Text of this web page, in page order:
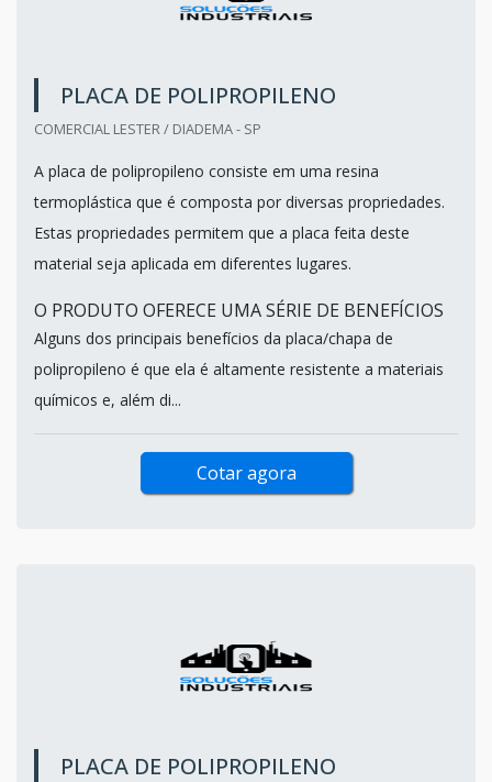
PLACA DE POLIPROPILENO
COMERCIAL LESTER / DIADEMA - SP
A placa de polipropileno consiste em uma resina
termoplástica que é composta por diversas propriedades.
Estas propriedades permitem que a placa feita deste
material seja aplicada em diferentes lugares.
O PRODUTO OFERECE UMA SÉRIE DE BENEFÍCIOS
Alguns dos principais benefícios da placa/chapa de
polipropileno é que ela é altamente resistente a materiais
químicos e, além di...
Cotar agora
PLACA DE POLIPROPILENO